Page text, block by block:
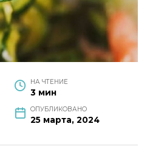
НА ЧТЕНИЕ
3 мин
ОПУБЛИКОВАНО
25 марта, 2024